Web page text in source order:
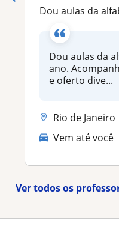
Dou aulas da alfabetização até o 5º ano.
Dou aulas da
ano.
e oferto dive...
Rio de Janeiro
Vem até você
Ver todos os